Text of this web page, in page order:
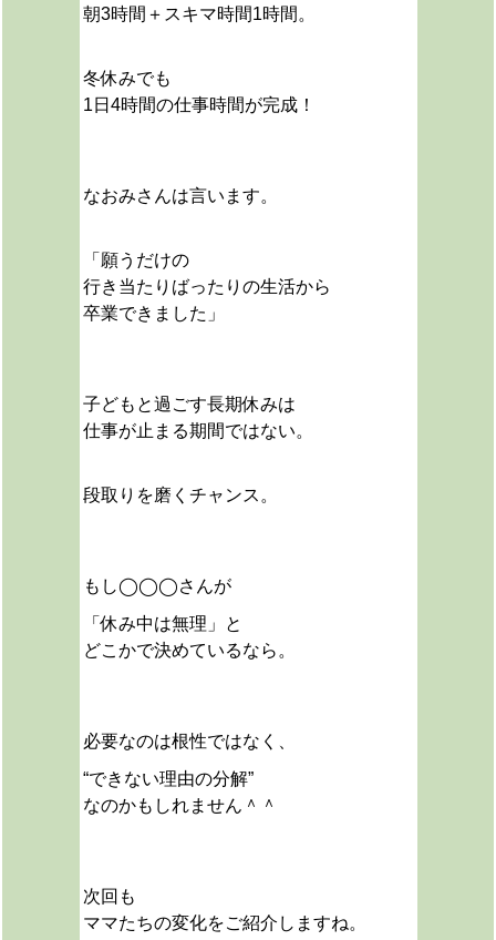
朝3時間＋スキマ時間1時間。
冬休みでも
1日4時間の仕事時間が完成！
なおみさんは言います。
「願うだけの
行き当たりばったりの生活から
卒業できました」
子どもと過ごす長期休みは
仕事が止まる期間ではない。
段取りを磨くチャンス。
もし◯◯◯さんが
「休み中は無理」と
どこかで決めているなら。
必要なのは根性ではなく、
“できない理由の分解”
なのかもしれません＾＾
次回も
ママたちの変化をご紹介しますね。